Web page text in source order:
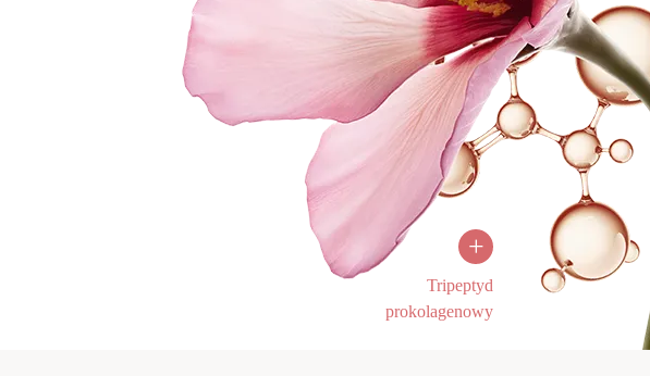
Tripeptyd
prokolagenowy
+
Przeciwstarzeniowy tripeptyd
kolagenu i włókien
zmarszczki i
AHA i
i